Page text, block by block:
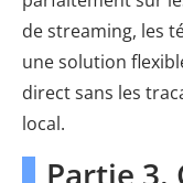
de streaming, les
une solution
direct sans les
local.